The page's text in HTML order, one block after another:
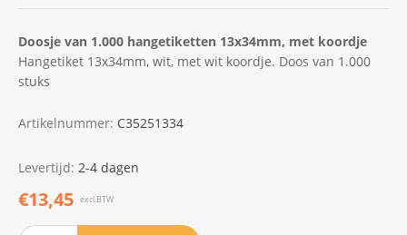
Doosje van 1.000 hangetiketten 13x34mm, met koordje
Hangetiket 13x34mm, wit, met wit koordje. Doos van 1.000
stuks
Artikelnummer: C35251334
Levertijd: 2-4 dagen
€13,45 excl.BTW